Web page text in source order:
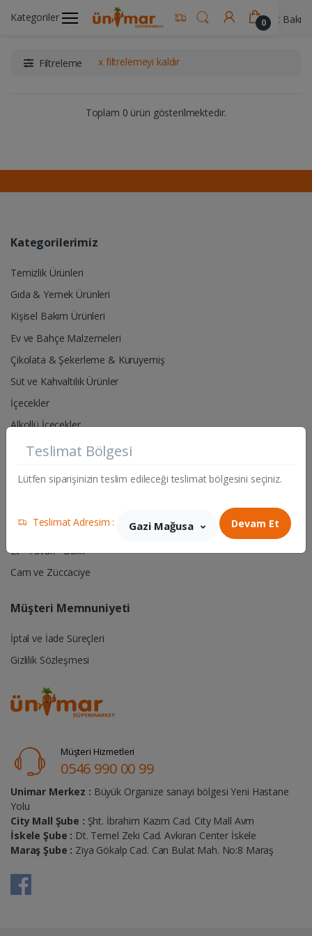
Kategoriler 0
Ünimar Anasayfa Kişisel Bakım Ürünleri Saç
Filtreleme x filtrelemeyi kaldır
Toplam 0 ürün gösterilmektedir.
Kategorilerimiz
Temizlik Ürünleri
Gıda & Yemek Ürünleri
Kişisel Bakım Ürünleri
Ev ve Bahçe Malzemeleri
Çikolata & Şekerleme & Kuruyemiş
Süt ve Kahvaltılık Ürünler
İçecekler
Alkollü İçecekler
Pet Shop- Hayvan Yem & Aksesuarları
Hırdavat & Elektrik Malzemeleri
Manav
Et - Tavuk - Balık
Cam ve Züccaciye
Müşteri Memnuniyeti
İptal ve İade Süreçleri
Gizlilik Sözleşmesi
Müşteri Hizmetleri
0546 990 00 99
Unimar Merkez : Büyük Organize sanayi bölgesi Yeni Hastane
Yolu
City Mall Şube : Şht. İbrahim Kazım Cad. City Mall Avm
İskele Şube : Dt. Temel Zeki Cad. Avkıran Center İskele
Maraş Şube : Ziya Gökalp Cad. Can Bulat Mah. No:8 Maraş
Teslimat Bölgesi
Lütfen siparişinizin teslim edileceği teslimat bölgesini seçiniz.
Teslimat Adresim : Gazi Mağusa Devam Et